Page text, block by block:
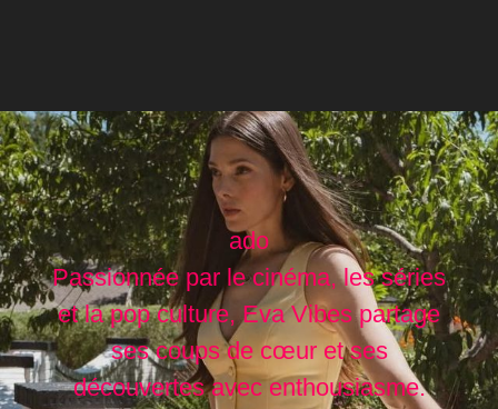
ado
Passionnée par le cinéma, les séries
et la pop culture, Eva Vibes partage
ses coups de cœur et ses
découvertes avec enthousiasme.